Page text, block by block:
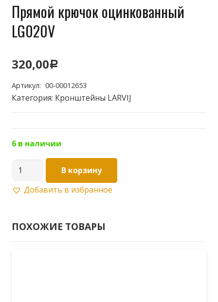
Прямой крючок оцинкованный
LG020V
320,00Р
Артикул: 00-00012653
Категория: Кронштейны LARVIJ
6 в наличии
Количество
Прямой
В корзину
Добавить в избранное
ПОХОЖИЕ ТОВАРЫ